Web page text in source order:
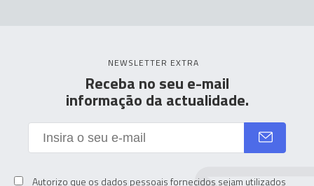
NEWSLETTER EXTRA
Receba no seu e-mail
informação da actualidade.
Autorizo que os dados pessoais fornecidos sejam utilizados